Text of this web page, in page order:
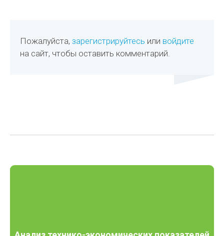
Пожалуйста,зарегистрируйтесь или войдите
на сайт, чтобы оставить комментарий.